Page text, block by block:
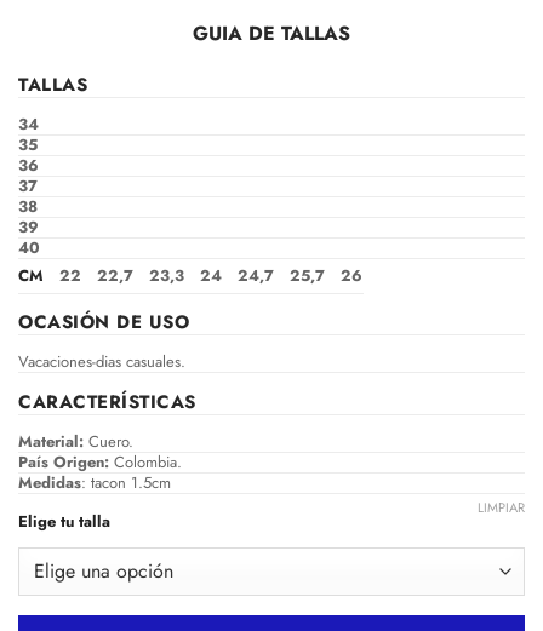
GUIA DE TALLAS
TALLAS
34
35
36
37
38
39
40
CM
22 22,7 23,3 24 24,7 25,7 26
OCASIÓN DE USO
Vacaciones-dias casuales.
CARACTERÍSTICAS
Material: Cuero.
País Origen: Colombia.
Medidas: tacon 1.5cm
Elige tu talla
LIMPIAR